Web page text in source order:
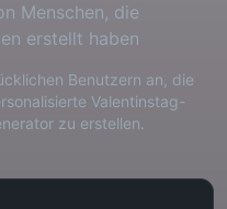
Menschen, die
erstellt haben
Benutzern an, die
Valentinstag-
zu erstellen.